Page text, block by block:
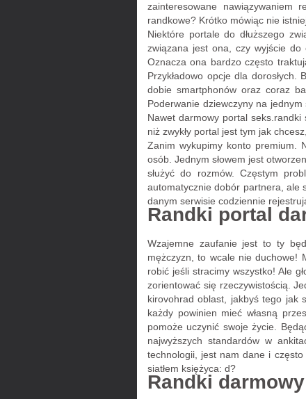
zainteresowane nawiązywaniem
randkowe? Krótko mówiąc nie
Niektóre portale do dłuższego
związana jest ona, czy wyjście
Oznacza ona bardzo często
Przykładowo opcje dla
dobie smartphonów oraz coraz
Poderwanie dziewczyny na
Nawet darmowy portal
niż zwykły portal jest tym jak
Zanim wykupimy konto premium.
osób. Jednym słowem jest
służyć do rozmów. Częstym
automatycznie dobór partnera, ale
danym serwisie codziennie
Randki portal
Wzajemne zaufanie jest to ty
mężczyzn, to wcale nie duchowe!
robić jeśli stracimy wszystko! Ale
zorientować się rzeczywistością.
kirovohrad oblast, jakbyś tego jak
każdy powinien mieć własną
pomoże uczynić swoje życie.
najwyższych standardów w
technologii, jest nam dane i
siatłem księżyca: d?
Randki